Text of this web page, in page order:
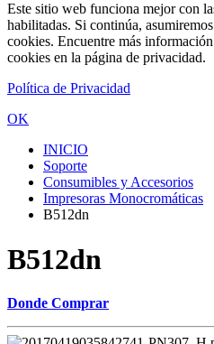
Este sitio web funciona mejor con
habilitadas. Si continúa,
cookies. Encuentre más
cookies en la página de privacidad.
Política de Privacidad
OK
INICIO
Soporte
Consumibles y Accesorios
Impresoras Monocromáticas
B512dn
B512dn
Donde Comprar